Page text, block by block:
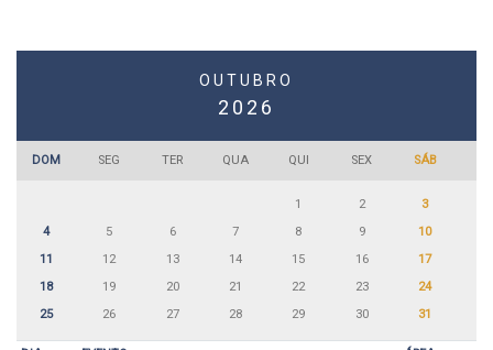
OUTUBRO
2026
DOM SEG TER QUA QUI SEX SÁB
1 2
3
4
5 6 7 8 9
10
11
12 13 14 15 16
17
18
19 20 21 22 23
24
25
26 27 28 29 30 31